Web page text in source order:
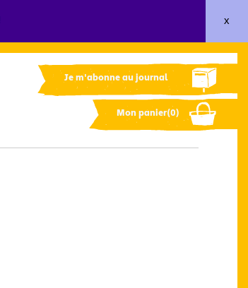
x
Je m'abonne au journal
Mon panier(0)